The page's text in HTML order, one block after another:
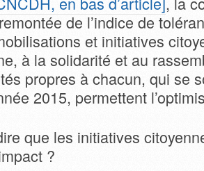
de l’indice de
et initiatives
à la solidarité et au
propres à chacun, qui se
2015, permettent
que les initiatives
?